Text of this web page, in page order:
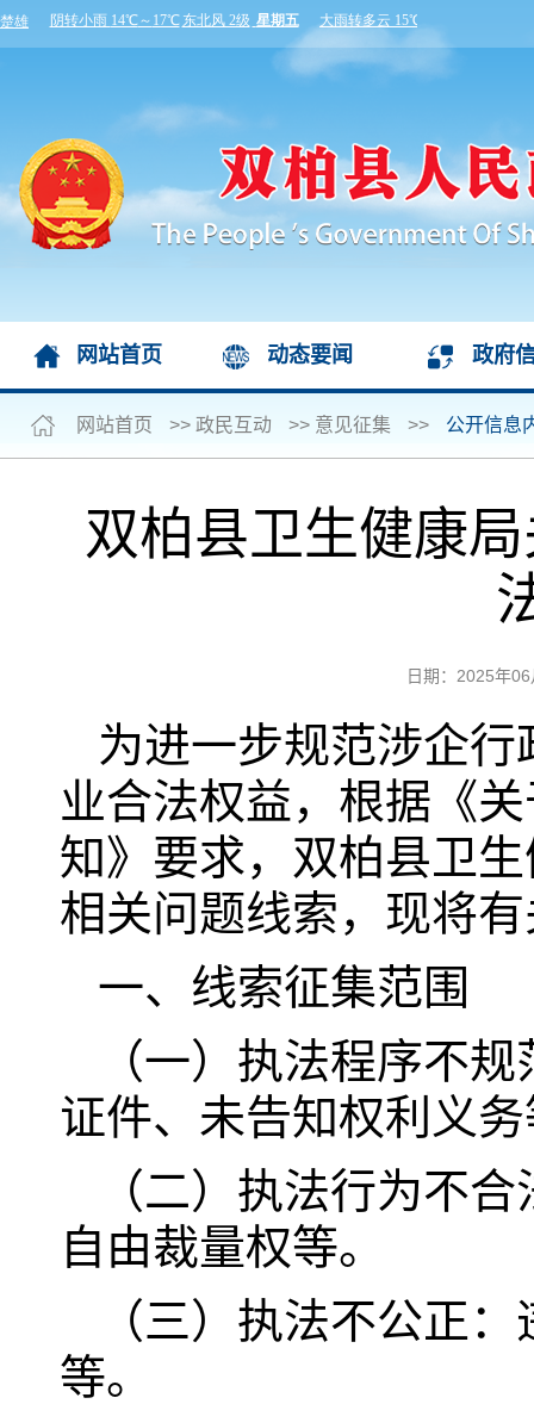
网站首页 动态要闻 政府
网站首页 >> 政民互动 >> 意见征集 >> 公开信息
双柏县卫生健康
日期：2025年
为进一步规范涉企
业合法权益，根据《
知》要求，双柏县卫
相关问题线索，现将
一、线索征集范围
（一）执法程序不
证件、未告知权利义
（二）执法行为不
自由裁量权等。
（三）执法不公正
等。